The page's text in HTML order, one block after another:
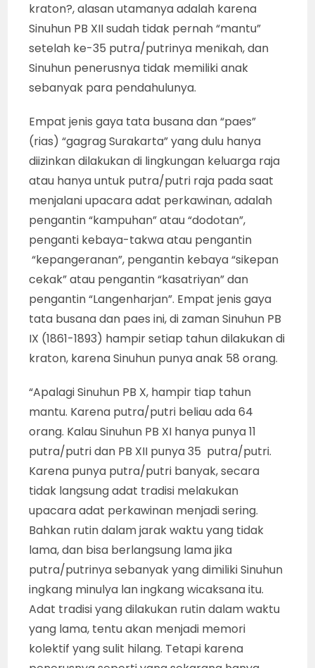
kraton?, alasan utamanya adalah karena
Sinuhun PB XII sudah tidak pernah “mantu”
setelah ke-35 putra/putrinya menikah, dan
Sinuhun penerusnya tidak memiliki anak
sebanyak para pendahulunya.
Empat jenis gaya tata busana dan “paes”
(rias) “gagrag Surakarta” yang dulu hanya
diizinkan dilakukan di lingkungan keluarga raja
atau hanya untuk putra/putri raja pada saat
menjalani upacara adat perkawinan, adalah
pengantin “kampuhan” atau “dodotan”,
penganti kebaya-takwa atau pengantin
“kepangeranan”, pengantin kebaya “sikepan
cekak” atau pengantin “kasatriyan” dan
pengantin “Langenharjan”. Empat jenis gaya
tata busana dan paes ini, di zaman Sinuhun PB
IX (1861-1893) hampir setiap tahun dilakukan di
kraton, karena Sinuhun punya anak 58 orang.
“Apalagi Sinuhun PB X, hampir tiap tahun
mantu. Karena putra/putri beliau ada 64
orang. Kalau Sinuhun PB XI hanya punya 11
putra/putri dan PB XII punya 35 putra/putri.
Karena punya putra/putri banyak, secara
tidak langsung adat tradisi melakukan
upacara adat perkawinan menjadi sering.
Bahkan rutin dalam jarak waktu yang tidak
lama, dan bisa berlangsung lama jika
putra/putrinya sebanyak yang dimiliki Sinuhun
ingkang minulya lan ingkang wicaksana itu.
Adat tradisi yang dilakukan rutin dalam waktu
yang lama, tentu akan menjadi memori
kolektif yang sulit hilang. Tetapi karena